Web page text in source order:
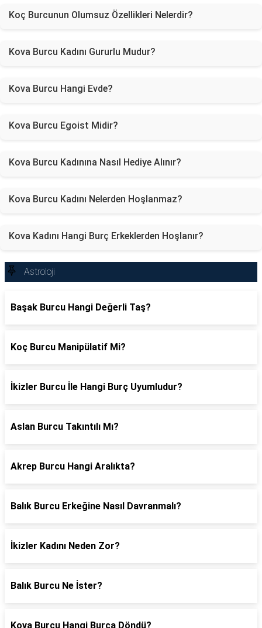
Koç Burcunun Olumsuz Özellikleri Nelerdir?
Kova Burcu Kadını Gururlu Mudur?
Kova Burcu Hangi Evde?
Kova Burcu Egoist Midir?
Kova Burcu Kadınına Nasıl Hediye Alınır?
Kova Burcu Kadını Nelerden Hoşlanmaz?
Kova Kadını Hangi Burç Erkeklerden Hoşlanır?
Astroloji
Başak Burcu Hangi Değerli Taş?
Koç Burcu Manipülatif Mi?
İkizler Burcu İle Hangi Burç Uyumludur?
Aslan Burcu Takıntılı Mı?
Akrep Burcu Hangi Aralıkta?
Balık Burcu Erkeğine Nasıl Davranmalı?
İkizler Kadını Neden Zor?
Balık Burcu Ne İster?
Kova Burcu Hangi Burca Döndü?